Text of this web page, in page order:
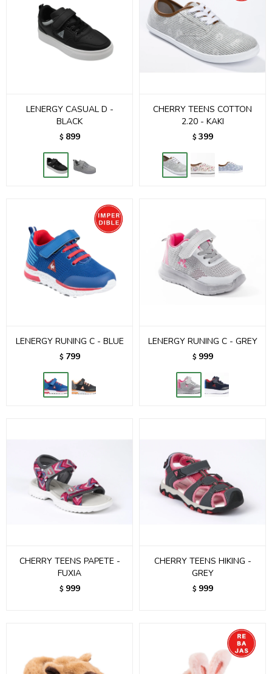
LENERGY CASUAL D -
BLACK
$ 899
CHERRY TEENS COTTON
2.20 - KAKI
$ 399
LENERGY RUNING C - BLUE
$ 799
LENERGY RUNING C - GREY
$ 999
CHERRY TEENS PAPETE -
FUXIA
$ 999
CHERRY TEENS HIKING -
GREY
$ 999